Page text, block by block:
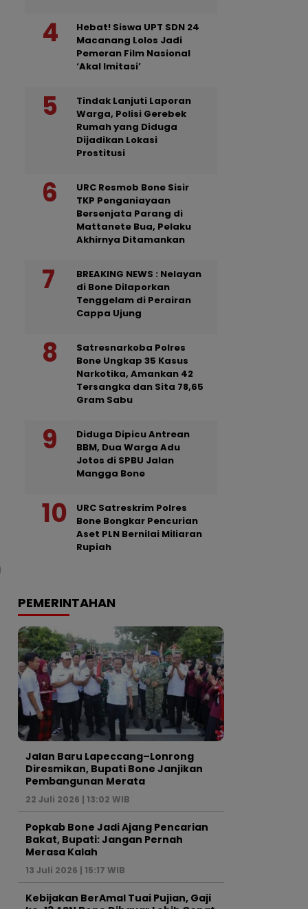
Hebat! Siswa UPT SDN 24
Macanang Lolos Jadi
Pemeran Film Nasional
‘Akal Imitasi’
Tindak Lanjuti Laporan
Warga, Polisi Gerebek
Rumah yang Diduga
Dijadikan Lokasi
Prostitusi
URC Resmob Bone Sisir
TKP Penganiayaan
Bersenjata Parang di
Mattanete Bua, Pelaku
Akhirnya Ditamankan
BREAKING NEWS : Nelayan
di Bone Dilaporkan
Tenggelam di Perairan
Cappa Ujung
Satresnarkoba Polres
Bone Ungkap 35 Kasus
Narkotika, Amankan 42
Tersangka dan Sita 78,65
Gram Sabu
Diduga Dipicu Antrean
BBM, Dua Warga Adu
Jotos di SPBU Jalan
Mangga Bone
URC Satreskrim Polres
Bone Bongkar Pencurian
Aset PLN Bernilai Miliaran
Rupiah
PEMERINTAHAN
Jalan Baru Lapeccang–Lonrong
Diresmikan, Bupati Bone Janjikan
Pembangunan Merata
22 Juli 2026 | 13:02 WIB
Popkab Bone Jadi Ajang Pencarian
Bakat, Bupati: Jangan Pernah
Merasa Kalah
13 Juli 2026 | 15:17 WIB
Kebijakan BerAmal Tuai Pujian, Gaji